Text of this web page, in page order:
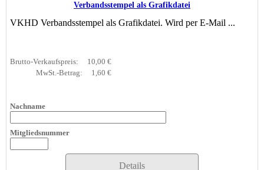
Verbandsstempel als Grafikdatei
VKHD Verbandsstempel als Grafikdatei. Wird per E-Mail ...
Brutto-Verkaufspreis:
10,00 €
MwSt.-Betrag:
1,60 €
Nachname
Mitgliedsnummer
Details